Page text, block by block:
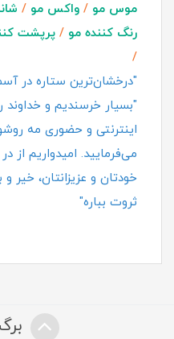
موس مو / واکس مو /
رنگ کننده مو / پرپشت
/
"درخشان‌ترین ستاره در
"بسیار خرسندیم و
اینترنتی و حضوری مه
می‌فرمایید. امیدواریم از
خودتان و عزیزانتان،
ثروت بباره"